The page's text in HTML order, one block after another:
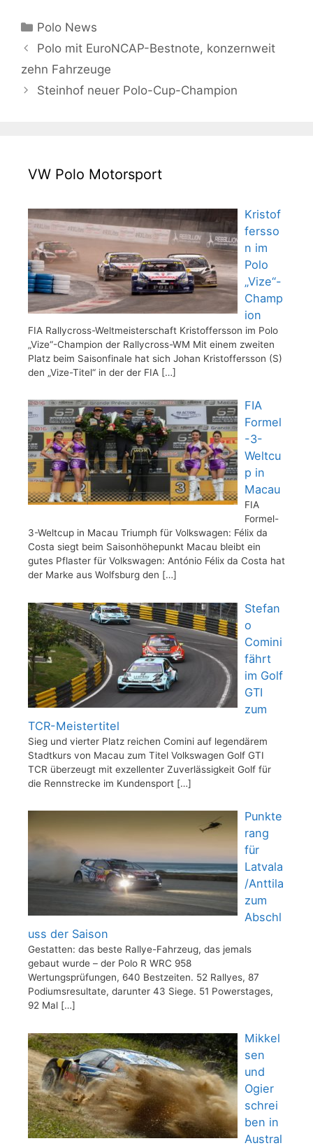
Kategorien
Polo News
Polo mit EuroNCAP-Bestnote, konzernweit
zehn Fahrzeuge
Steinhof neuer Polo-Cup-Champion
VW Polo Motorsport
Kristof
fersso
n im
Polo
„Vize“-
Champ
ion
FIA Rallycross-Weltmeisterschaft Kristoffersson im Polo
„Vize“-Champion der Rallycross-WM Mit einem zweiten
Platz beim Saisonfinale hat sich Johan Kristoffersson (S)
den „Vize-Titel“ in der der FIA […]
FIA
Formel
-3-
Weltcu
p in
Macau
FIA
Formel-
3-Weltcup in Macau Triumph für Volkswagen: Félix da
Costa siegt beim Saisonhöhepunkt Macau bleibt ein
gutes Pflaster für Volkswagen: António Félix da Costa hat
der Marke aus Wolfsburg den […]
Stefan
o
Comini
fährt
im Golf
GTI
zum
TCR-Meistertitel
Sieg und vierter Platz reichen Comini auf legendärem
Stadtkurs von Macau zum Titel Volkswagen Golf GTI
TCR überzeugt mit exzellenter Zuverlässigkeit Golf für
die Rennstrecke im Kundensport […]
Punkte
rang
für
Latvala
/Anttila
zum
Abschl
uss der Saison
Gestatten: das beste Rallye-Fahrzeug, das jemals
gebaut wurde – der Polo R WRC 958
Wertungsprüfungen, 640 Bestzeiten. 52 Rallyes, 87
Podiumsresultate, darunter 43 Siege. 51 Powerstages,
92 Mal […]
Mikkel
sen
und
Ogier
schrei
ben in
Austral